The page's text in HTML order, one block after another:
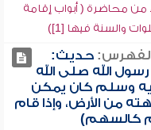
من محاضرة ( أبواب إقامة
والسنة فيها [1])
حديث:
رسول الله صلى الله
وسلم كان يمكن
من الأرض، وإذا قام
كالسهم)